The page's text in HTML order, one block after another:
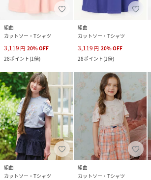
組曲
カットソー・Tシャツ
3,119 円 20%OFF
28ポイント(1倍)
組曲
カットソー・Tシャツ
3,119 円 20%OFF
28ポイント(1倍)
組曲
カットソー・Tシャツ
組曲
カットソー・Tシャツ